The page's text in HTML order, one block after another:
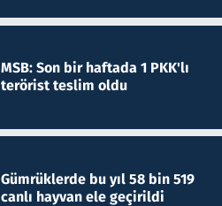
MSB: Son bir haftada 1 PKK'lı
terörist teslim oldu
Gümrüklerde bu yıl 58 bin 519
canlı hayvan ele geçirildi